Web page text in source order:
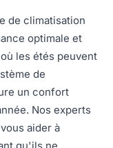
de climatisation
optimale et
les étés peuvent
de
un confort
Nos experts
aider à